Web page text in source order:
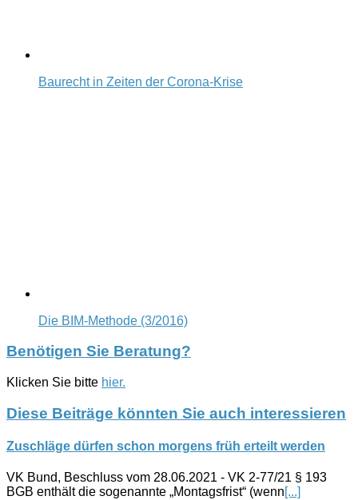
Baurecht in Zeiten der Corona-Krise
Die BIM-Methode (3/2016)
Benötigen Sie Beratung?
Klicken Sie bitte hier.
Diese Beiträge könnten Sie auch interessieren
Zuschläge dürfen schon morgens früh erteilt werden
VK Bund, Beschluss vom 28.06.2021 - VK 2-77/21 § 193
BGB enthält die sogenannte „Montagsfrist“ (wenn[...]